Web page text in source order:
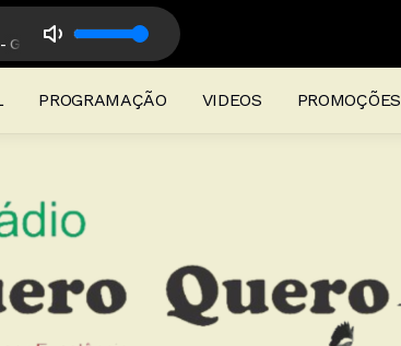
de Campanha com Ricardo Fontoura
PROGRAMAÇÃO VIDEOS PROMOÇÕES